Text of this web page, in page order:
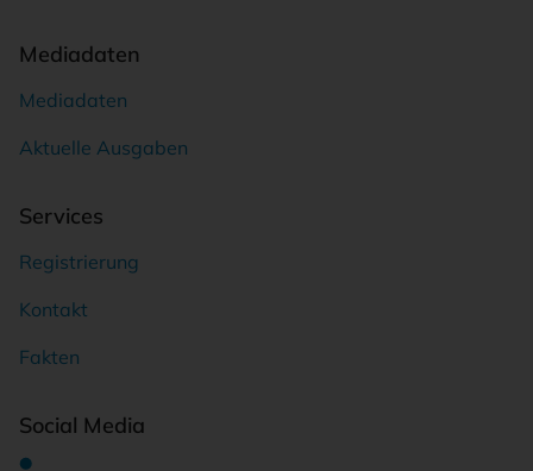
Mediadaten
Mediadaten
Aktuelle Ausgaben
Services
Registrierung
Kontakt
Fakten
Social Media